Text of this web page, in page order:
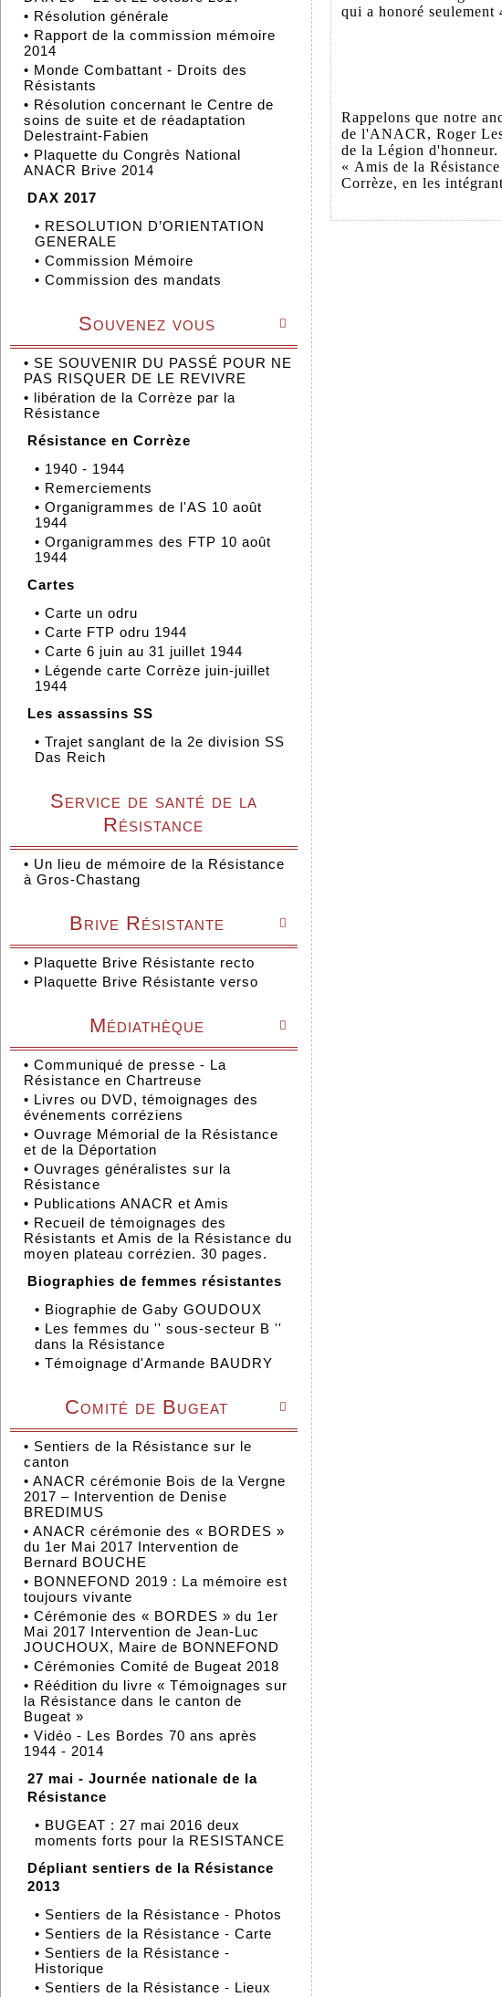
• Résolution générale
• Rapport de la commission mémoire
2014
• Monde Combattant - Droits des
Résistants
• Résolution concernant le Centre de
soins de suite et de réadaptation
Delestraint-Fabien
• Plaquette du Congrès National
ANACR Brive 2014
DAX 2017
• RESOLUTION D’ORIENTATION
GENERALE
• Commission Mémoire
• Commission des mandats

Souvenez vous
• SE SOUVENIR DU PASSÉ POUR NE
PAS RISQUER DE LE REVIVRE
• libération de la Corrèze par la
Résistance
Résistance en Corrèze
• 1940 - 1944
• Remerciements
• Organigrammes de l'AS 10 août
1944
• Organigrammes des FTP 10 août
1944
Cartes
• Carte un odru
• Carte FTP odru 1944
• Carte 6 juin au 31 juillet 1944
• Légende carte Corrèze juin-juillet
1944
Les assassins SS
• Trajet sanglant de la 2e division SS
Das Reich
Service de santé de la
Résistance
• Un lieu de mémoire de la Résistance
à Gros-Chastang

Brive Résistante
• Plaquette Brive Résistante recto
• Plaquette Brive Résistante verso

Médiathèque
• Communiqué de presse - La
Résistance en Chartreuse
• Livres ou DVD, témoignages des
événements corréziens
• Ouvrage Mémorial de la Résistance
et de la Déportation
• Ouvrages généralistes sur la
Résistance
• Publications ANACR et Amis
• Recueil de témoignages des
Résistants et Amis de la Résistance du
moyen plateau corrézien. 30 pages.
Biographies de femmes résistantes
• Biographie de Gaby GOUDOUX
• Les femmes du '' sous-secteur B ''
dans la Résistance
• Témoignage d'Armande BAUDRY

Comité de Bugeat
• Sentiers de la Résistance sur le
canton
• ANACR cérémonie Bois de la Vergne
2017 – Intervention de Denise
BREDIMUS
• ANACR cérémonie des « BORDES »
du 1er Mai 2017 Intervention de
Bernard BOUCHE
• BONNEFOND 2019 : La mémoire est
toujours vivante
• Cérémonie des « BORDES » du 1er
Mai 2017 Intervention de Jean-Luc
JOUCHOUX, Maire de BONNEFOND
• Cérémonies Comité de Bugeat 2018
• Réédition du livre « Témoignages sur
la Résistance dans le canton de
Bugeat »
• Vidéo - Les Bordes 70 ans après
1944 - 2014
27 mai - Journée nationale de la
Résistance
• BUGEAT : 27 mai 2016 deux
moments forts pour la RESISTANCE
Dépliant sentiers de la Résistance
2013
• Sentiers de la Résistance - Photos
• Sentiers de la Résistance - Carte
• Sentiers de la Résistance -
Historique
• Sentiers de la Résistance - Lieux
qui a honoré seulement
Rappelons que notre
de l'ANACR, Roger
de la Légion
« Amis de la
Corrèze, en les